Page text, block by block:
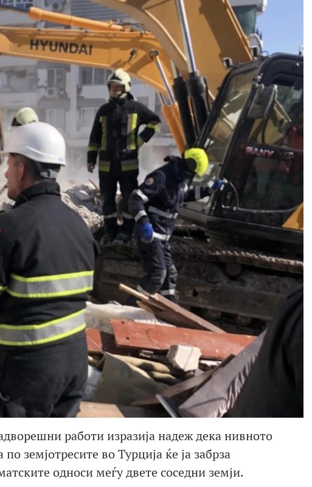
работи изразија надеж дека нивното
земјотресите во Турција ќе ја забрза
односи меѓу двете соседни земји.